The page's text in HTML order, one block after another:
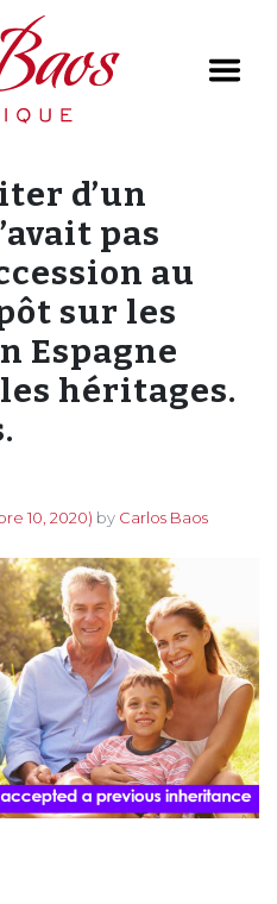
d’un
pas
au
sur les
Espagne
héritages.
10, 2020) by Carlos Baos